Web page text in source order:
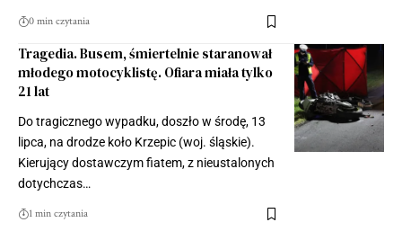
0 min czytania
Tragedia. Busem, śmiertelnie staranował
młodego motocyklistę. Ofiara miała tylko
21 lat
Do tragicznego wypadku, doszło w środę, 13
lipca, na drodze koło Krzepic (woj. śląskie).
Kierujący dostawczym fiatem, z nieustalonych
dotychczas…
1 min czytania